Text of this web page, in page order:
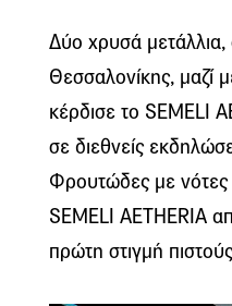
Δύο χρυσά μετάλλια,
Θεσσαλονίκης, μαζί
κέρδισε το SEMELΙ
σε διεθνείς
Φρουτώδες με νότες
SEMELI ΑΕΤΗΕRIA
πρώτη στιγμή